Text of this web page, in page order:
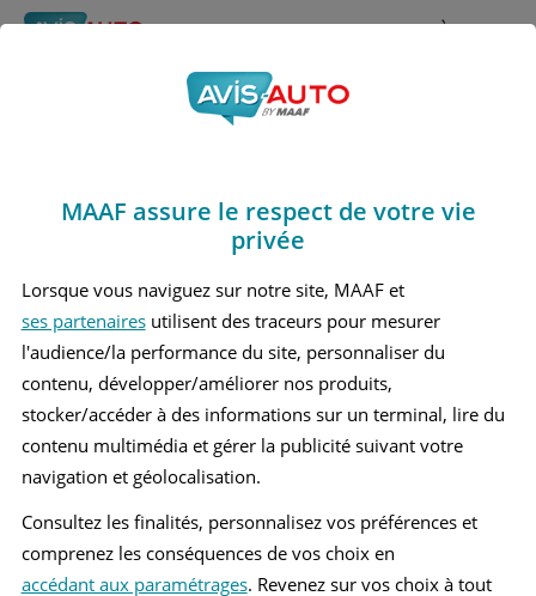
Rechercher À propos
Obtenir un devis d'assurance auto MAAF
Avis Hyundai Bayon
HYUNDAI BAYON 1 PETIT SUV
Vous recherchez une
MAAF assure le respect de votre vie
privée
Lorsque vous naviguez sur notre site, MAAF et
ses partenairesutilisent des traceurs pour mesurer
l'audience/la performance du site, personnaliser du
contenu, développer/améliorer nos produits,
stocker/accéder à des informations sur un terminal, lire du
contenu multimédia et gérer la publicité suivant votre
navigation et géolocalisation.
Consultez les finalités, personnalisez vos préférences et
comprenez les conséquences de vos choix en
accédant aux paramétrages. Revenez sur vos choix à tout